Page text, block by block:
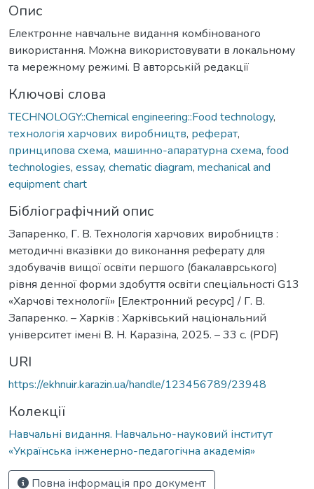
Опис
Електронне навчальне видання комбінованого
використання. Можна використовувати в локальному
та мережному режимі. В авторській редакції
Ключові слова
TECHNOLOGY::Chemical engineering::Food technology,
технологія харчових виробництв, реферат,
принципова схема, машинно-апаратурна схема, food
technologies, essay, chematic diagram, mechanical and
equipment chart
Бібліографічний опис
Запаренко, Г. В. Технологія харчових виробництв :
методичні вказівки до виконання реферату для
здобувачів вищої освіти першого (бакалаврського)
рівня денної форми здобуття освіти спеціальності G13
«Харчові технології» [Електронний ресурс] / Г. В.
Запаренко. – Харків : Харківський національний
університет імені В. Н. Каразіна, 2025. – 33 с. (PDF)
URI
https://ekhnuir.karazin.ua/handle/123456789/23948
Колекції
Навчальні видання. Навчально-науковий інститут
«Українська інженерно-педагогічна академія»
Повна інформація про документ